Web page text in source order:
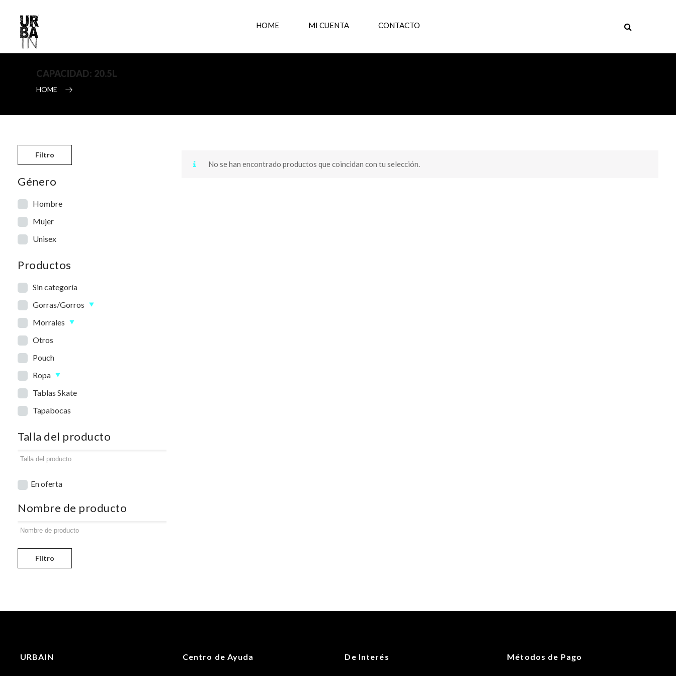
HOME MI CUENTA CONTACTO
CAPACIDAD: 20.5L
HOME
Skip to content
No se han encontrado productos que coincidan con tu selección.
Filtro
Género
Hombre
Mujer
Unisex
Productos
Sin categoría
Gorras/Gorros
Morrales
Otros
Pouch
Ropa
Tablas Skate
Tapabocas
Talla del producto
En oferta
Nombre de producto
Filtro
URBAIN Centro de Ayuda De Interés Métodos de Pago